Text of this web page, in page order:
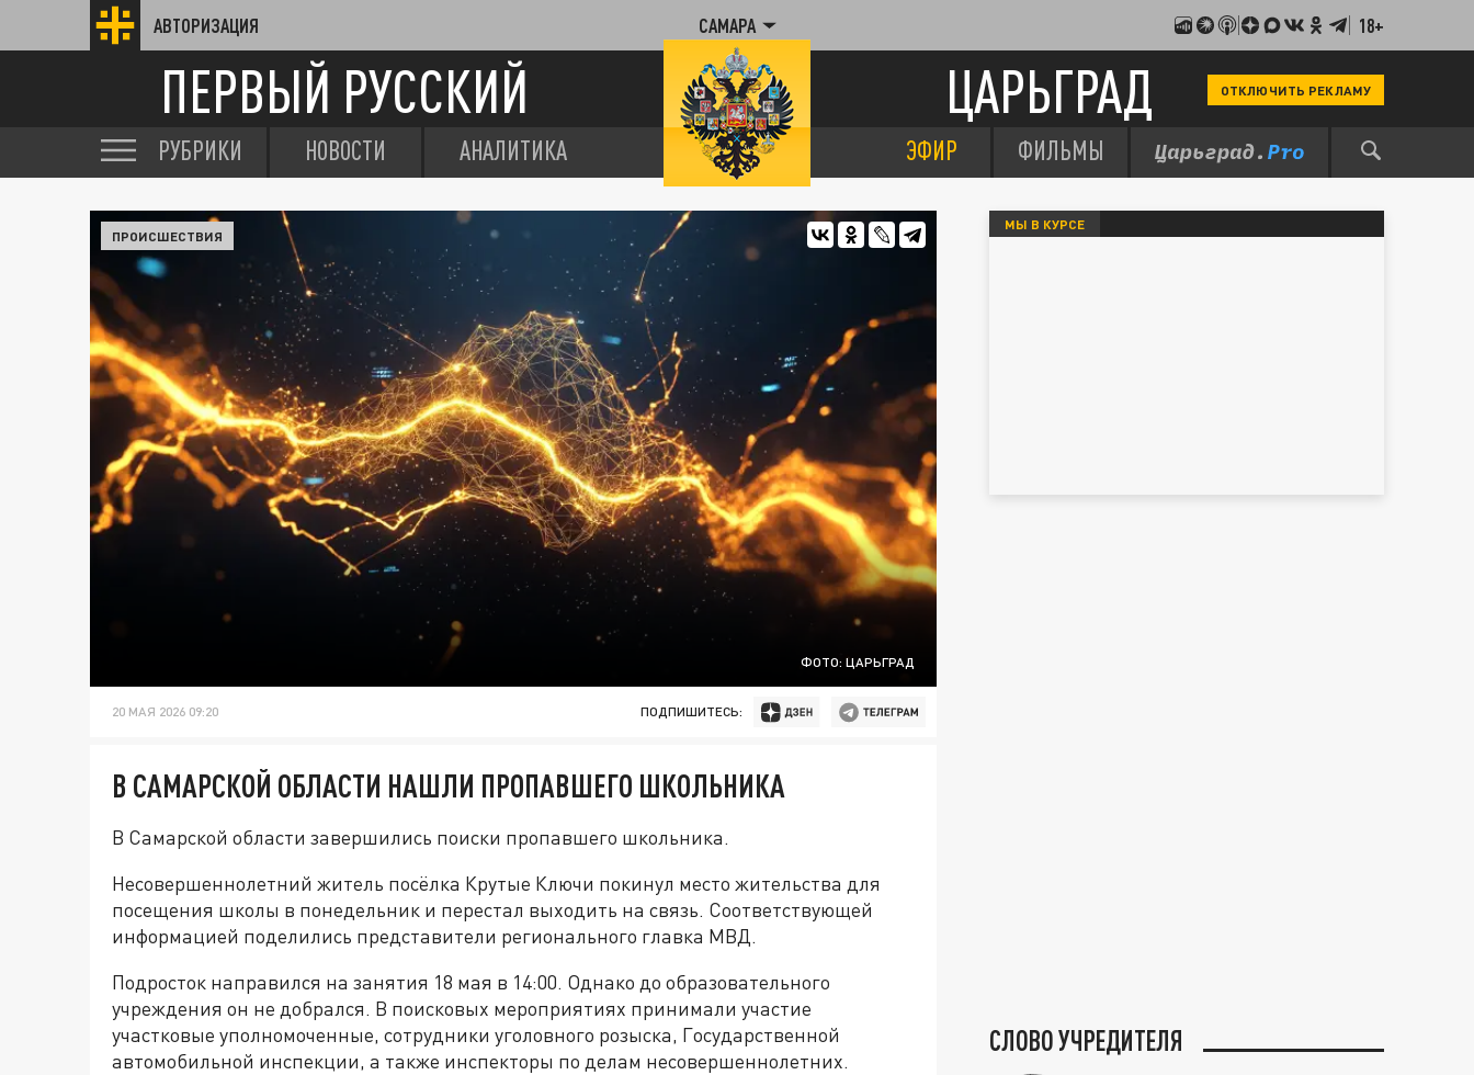
АВТОРИЗАЦИЯ САМАРА 18+
ПЕРВЫЙ РУССКИЙ ЦАРЬГРАД ОТКЛЮЧИТЬ РЕКЛАМУ
РУБРИКИ НОВОСТИ АНАЛИТИКА ЭФИР ФИЛЬМЫ
ФОТО: ЦАРЬГРАД
ПРОИСШЕСТВИЯ
20 МАЯ 2026 09:20 ПОДПИШИТЕСЬ:
В САМАРСКОЙ ОБЛАСТИ НАШЛИ ПРОПАВШЕГО ШКОЛЬНИКА
В Самарской области завершились поиски пропавшего школьника.
Несовершеннолетний житель посёлка Крутые Ключи покинул место жительства для
посещения школы в понедельник и перестал выходить на связь. Соответствующей
информацией поделились представители регионального главка МВД.
Подросток направился на занятия 18 мая в 14:00. Однако до образовательного
учреждения он не добрался. В поисковых мероприятиях принимали участие
участковые уполномоченные, сотрудники уголовного розыска, Государственной
автомобильной инспекции, а также инспекторы по делам несовершеннолетних.
МЫ В КУРСЕ
СЛОВО УЧРЕДИТЕЛЯ